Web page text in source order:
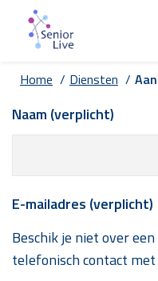
Home / Diensten /
Naam (verplicht)
E-mailadres (verplicht)
Beschik je niet over
telefonisch contact met